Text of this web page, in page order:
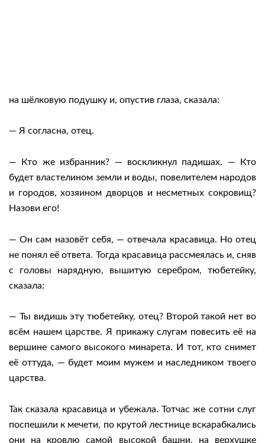
на шёлковую подушку и, опустив глаза, сказала:
— Я согласна, отец.
— Кто же избранник? — воскликнул падишах. — Кто
будет властелином земли и воды, повелителем народов
и городов, хозяином дворцов и несметных сокровищ?
Назови его!
— Он сам назовёт себя, — отвечала красавица. Но отец
не понял её ответа. Тогда красавица рассмеялась и, сняв
с головы нарядную, вышитую серебром, тюбетейку,
сказала:
— Ты видишь эту тюбетейку, отец? Второй такой нет во
всём нашем царстве. Я прикажу слугам повесить её на
вершине самого высокого минарета. И тот, кто снимет
её оттуда, — будет моим мужем и наследником твоего
царства.
Так сказала красавица и убежала. Тотчас же сотни слуг
поспешили к мечети, по крутой лестнице вскарабкались
они на кровлю самой высокой башни, на верхушке